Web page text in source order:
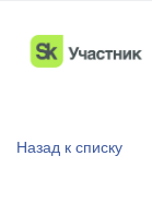
Назад к списку